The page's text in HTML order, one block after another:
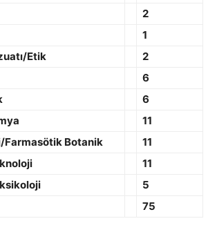
2
1
Etik
2
6
6
11
Farmasötik Botanik
11
11
5
75